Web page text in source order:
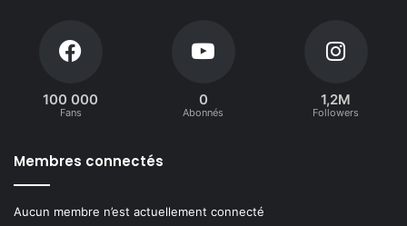
100 000
Fans
0
Abonnés
1,2M
Followers
Membres connectés
Aucun membre n’est actuellement connecté